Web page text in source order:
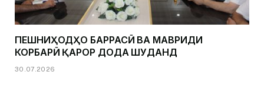
ПЕШНИҲОДҲО БАРРАСӢ ВА МАВРИДИ
КОРБАРӢ ҚАРОР ДОДА ШУДАНД
30.07.2026